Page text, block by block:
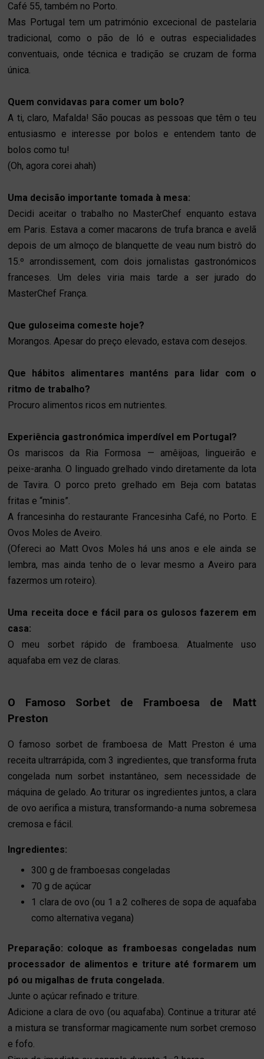
Café 55, também no Porto.
Mas Portugal tem um património excecional de pastelaria
tradicional, como o pão de ló e outras especialidades
conventuais, onde técnica e tradição se cruzam de forma
única.
Quem convidavas para comer um bolo?
A ti, claro, Mafalda! São poucas as pessoas que têm o teu
entusiasmo e interesse por bolos e entendem tanto de
bolos como tu!
(Oh, agora corei ahah)
Uma decisão importante tomada à mesa:
Decidi aceitar o trabalho no MasterChef enquanto estava
em Paris. Estava a comer macarons de trufa branca e avelã
depois de um almoço de blanquette de veau num bistrô do
15.º arrondissement, com dois jornalistas gastronómicos
franceses. Um deles viria mais tarde a ser jurado do
MasterChef França.
Que guloseima comeste hoje?
Morangos. Apesar do preço elevado, estava com desejos.
Que hábitos alimentares manténs para lidar com o
ritmo de trabalho?
Procuro alimentos ricos em nutrientes.
Experiência gastronómica imperdível em Portugal?
Os mariscos da Ria Formosa — amêijoas, lingueirão e
peixe-aranha. O linguado grelhado vindo diretamente da lota
de Tavira. O porco preto grelhado em Beja com batatas
fritas e “minis”.
A francesinha do restaurante Francesinha Café, no Porto. E
Ovos Moles de Aveiro.
(Ofereci ao Matt Ovos Moles há uns anos e ele ainda se
lembra, mas ainda tenho de o levar mesmo a Aveiro para
fazermos um roteiro).
Uma receita doce e fácil para os gulosos fazerem em
casa:
O meu sorbet rápido de framboesa. Atualmente uso
aquafaba em vez de claras.
O Famoso Sorbet de Framboesa de Matt
Preston
O famoso sorbet de framboesa de Matt Preston é uma
receita ultrarrápida, com 3 ingredientes, que transforma fruta
congelada num sorbet instantâneo, sem necessidade de
máquina de gelado. Ao triturar os ingredientes juntos, a clara
de ovo aerifica a mistura, transformando-a numa sobremesa
cremosa e fácil.
Ingredientes:
300 g de framboesas congeladas
70 g de açúcar
1 clara de ovo (ou 1 a 2 colheres de sopa de aquafaba
como alternativa vegana)
Preparação: coloque as framboesas congeladas num
processador de alimentos e triture até formarem um
pó ou migalhas de fruta congelada.
Junte o açúcar refinado e triture.
Adicione a clara de ovo (ou aquafaba). Continue a triturar até
a mistura se transformar magicamente num sorbet cremoso
e fofo.